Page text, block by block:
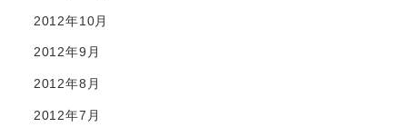
2012年10月
2012年9月
2012年8月
2012年7月